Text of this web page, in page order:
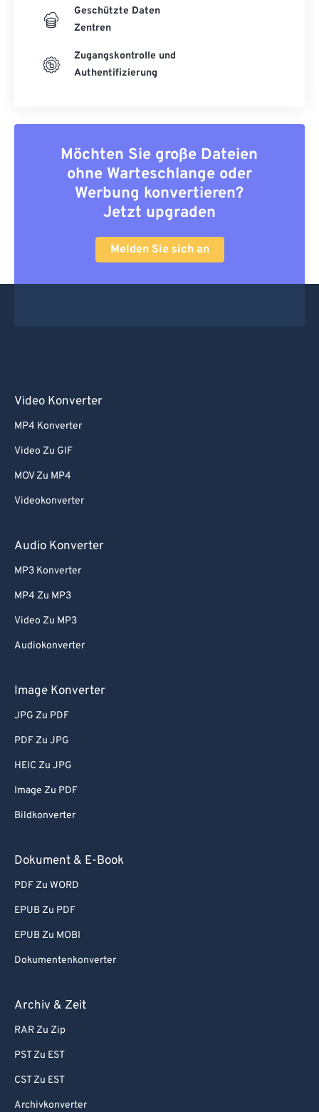
Geschützte Daten
Zentren
Zugangskontrolle und
Authentifizierung
Möchten Sie große Dateien
ohne Warteschlange oder
Werbung konvertieren?
Jetzt upgraden
Melden Sie sich an
Video Konverter
MP4 Konverter
Video Zu GIF
MOV Zu MP4
Videokonverter
Audio Konverter
MP3 Konverter
MP4 Zu MP3
Video Zu MP3
Audiokonverter
Image Konverter
JPG Zu PDF
PDF Zu JPG
HEIC Zu JPG
Image Zu PDF
Bildkonverter
Dokument & E-Book
PDF Zu WORD
EPUB Zu PDF
EPUB Zu MOBI
Dokumentenkonverter
Archiv & Zeit
RAR Zu Zip
PST Zu EST
CST Zu EST
Archivkonverter